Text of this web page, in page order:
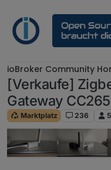
ioBroker Community
[Verkaufe]
Gateway
Marktplatz 236